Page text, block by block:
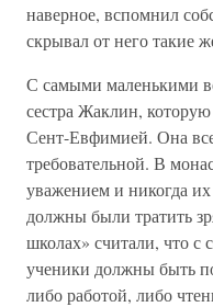
наверное, вспомнил
скрывал от него такие
С самыми маленькими
сестра Жаклин,
Сент-Евфимией. Она
требовательной. В
уважением и никогда
должны были тратить
школах» считали, что с
ученики должны быть
либо работой, либо